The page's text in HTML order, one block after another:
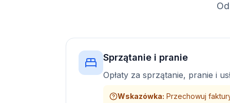
Sprzątanie i pranie
Opłaty za sprzątanie, pranie i
Wskazówka: Przechowuj